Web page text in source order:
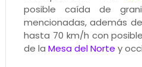
posible caída de
mencionadas, además
hasta 70 km/h con
de la Mesa del Norte y